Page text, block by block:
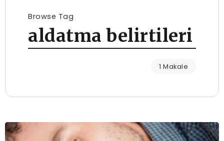
Browse Tag
aldatma belirtileri
1 Makale